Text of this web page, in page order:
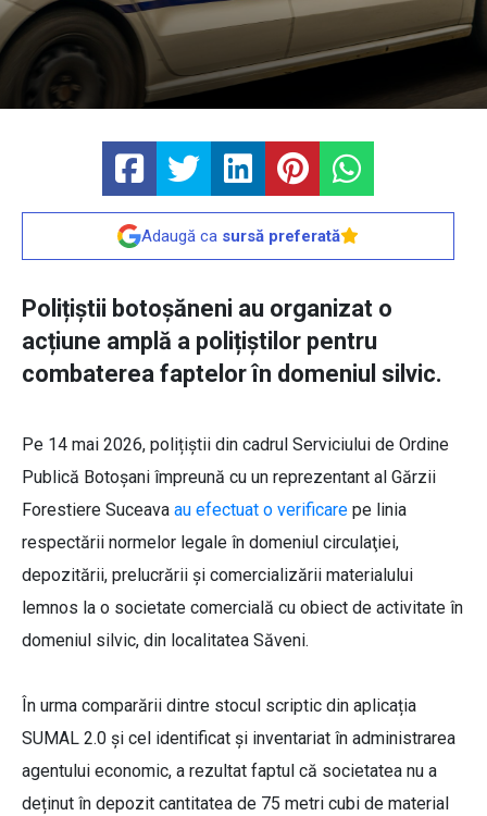
Adaugă ca sursă preferată
Polițiștii botoșăneni au organizat o
acțiune amplă a polițiștilor pentru
combaterea faptelor în domeniul silvic.
Pe 14 mai 2026, polițiștii din cadrul Serviciului de Ordine
Publică Botoșani împreună cu un reprezentant al Gărzii
Forestiere Suceava au efectuat o verificare pe linia
respectării normelor legale în domeniul circulaţiei,
depozitării, prelucrării şi comercializării materialului
lemnos la o societate comercială cu obiect de activitate în
domeniul silvic, din localitatea Săveni.
În urma comparării dintre stocul scriptic din aplicația
SUMAL 2.0 și cel identificat și inventariat în administrarea
agentului economic, a rezultat faptul că societatea nu a
deținut în depozit cantitatea de 75 metri cubi de material